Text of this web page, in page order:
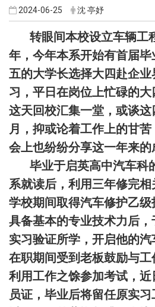
2024-06-25 沈 亭妤
转眼间本校设立车辆工
年，今年本系开始有首届
五的大学长选择大四赴企
习，平日在岗位上忙碌的
这天回校汇集一堂，或谈
月，抑或论着工作上的甘
会上也纷纷分享这一年来的
毕业于启英高中汽车科
系就读后，利用三年修完
学校期间取得汽车修护乙
具备基本的专业技术力后
实习验证所学，开启他的
在职期间受到老板鼓励与
利用工作之馀参加考试，
员证，毕业后将留任原实